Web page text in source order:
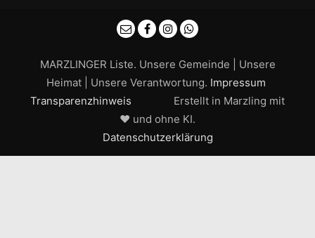
MARZLINGER Liste. Unsere Gemeinde | Unsere
Heimat | Unsere Verantwortung. Impressum
Transparenzhinweis Erstellt in Marzling mit
❤ und ohne KI.
Datenschutzerklärung